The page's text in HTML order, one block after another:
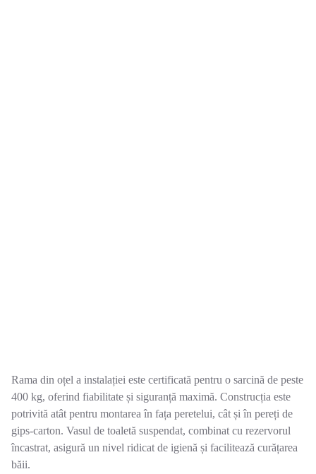
Rama din oțel a instalației este certificată pentru o sarcină de peste
400 kg, oferind fiabilitate și siguranță maximă. Construcția este
potrivită atât pentru montarea în fața peretelui, cât și în pereți de
gips-carton. Vasul de toaletă suspendat, combinat cu rezervorul
încastrat, asigură un nivel ridicat de igienă și facilitează curățarea
băii.